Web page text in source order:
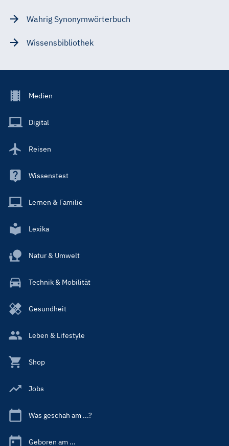
Wahrig Synonymwörterbuch
Wissensbibliothek
Footer
Main
Medien
Digital
Reisen
Wissenstest
Lernen & Familie
Lexika
Natur & Umwelt
Technik & Mobilität
Gesundheit
Leben & Lifestyle
Shop
Jobs
Was geschah am ...?
Geboren am ...